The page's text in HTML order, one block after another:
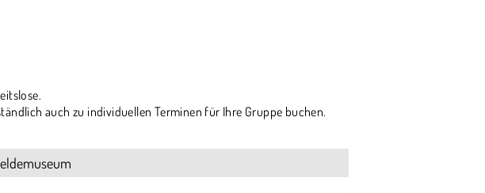
auch zu individuellen Terminen für Ihre Gruppe buchen.